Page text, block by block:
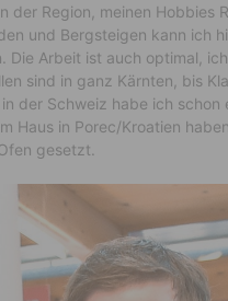
der Region, meinen Hobbies
und Bergsteigen kann ich
Die Arbeit ist auch optimal,
sind in ganz Kärnten, bis
der Schweiz habe ich schon
Haus in Porec/Kroatien
gesetzt.